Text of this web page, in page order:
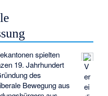
V
er
ei
spielten
19. Jahrhundert
des
Bewegung aus